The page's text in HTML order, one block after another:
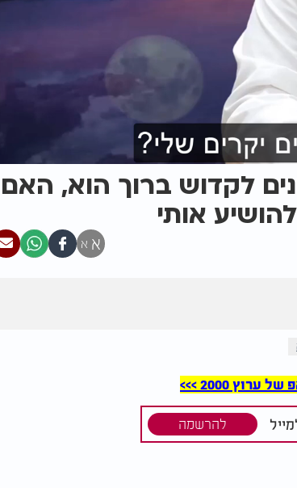
לקדוש ברוך הוא, האם
אותי
א א
2000 >>>
להרשמה